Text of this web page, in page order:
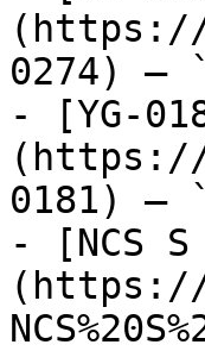
(https://
0274) —
- [YG-
(https://
0181) —
- [NCS S
(https://